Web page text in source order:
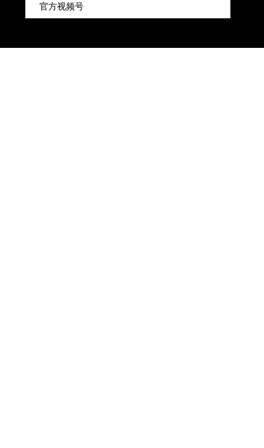
官方视频号